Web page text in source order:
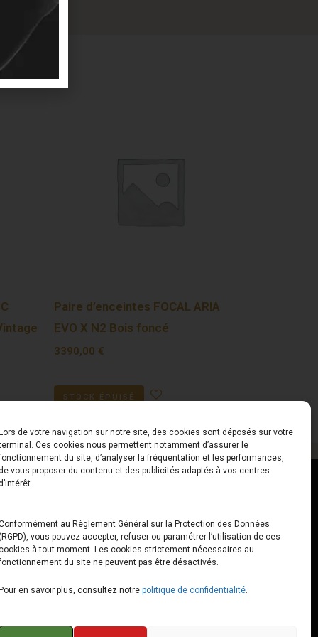
de votre navigation sur notre site, des cookies sont déposés sur votre
Ces cookies nous permettent notamment d’assurer le
du site, d’analyser la fréquentation et les performances,
vous proposer du contenu et des publicités adaptés à vos centres
au Règlement Général sur la Protection des Données
vous pouvez accepter, refuser ou paramétrer l’utilisation de ces
à tout moment. Les cookies strictement nécessaires au
du site ne peuvent pas être désactivés.
en savoir plus, consultez notre politique de confidentialité.
Paire d’enceintes FOCAL ARIA
EVO X N2 Bois foncé
3390,00 €
STOCK ÉPUISÉ
loops.fr
Du Lundi au Vendredi
10h00 – 12h30 // 14h00 –
19h00
Le Samedi
18h00